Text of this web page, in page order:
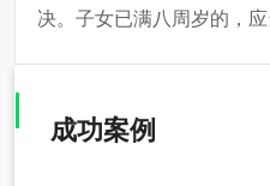
决。子女已满八周岁的，应
成功案例